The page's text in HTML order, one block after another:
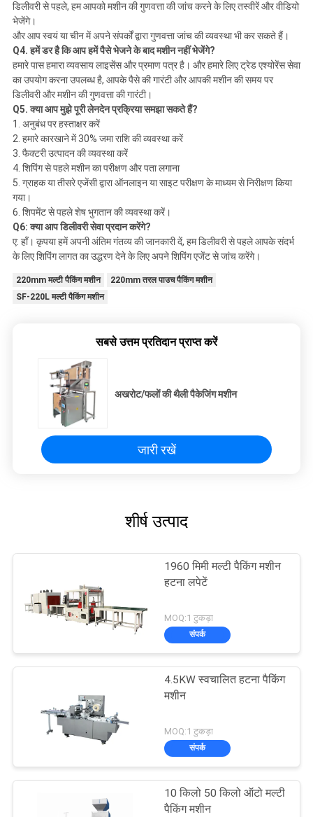
डिलीवरी से पहले, हम आपको मशीन की गुणवत्ता की जांच करने के लिए तस्वीरें और वीडियो
भेजेंगे।
और आप स्वयं या चीन में अपने संपर्कों द्वारा गुणवत्ता जांच की व्यवस्था भी कर सकते हैं।
Q4. हमें डर है कि आप हमें पैसे भेजने के बाद मशीन नहीं भेजेंगे?
हमारे पास हमारा व्यवसाय लाइसेंस और प्रमाण पत्र है। और हमारे लिए ट्रेड एश्योरेंस सेवा
का उपयोग करना उपलब्ध है, आपके पैसे की गारंटी और आपकी मशीन की समय पर
डिलीवरी और मशीन की गुणवत्ता की गारंटी।
Q5. क्या आप मुझे पूरी लेनदेन प्रक्रिया समझा सकते हैं?
1. अनुबंध पर हस्ताक्षर करें
2. हमारे कारखाने में 30% जमा राशि की व्यवस्था करें
3. फैक्टरी उत्पादन की व्यवस्था करें
4. शिपिंग से पहले मशीन का परीक्षण और पता लगाना
5. ग्राहक या तीसरे एजेंसी द्वारा ऑनलाइन या साइट परीक्षण के माध्यम से निरीक्षण किया
गया।
6. शिपमेंट से पहले शेष भुगतान की व्यवस्था करें।
Q6: क्या आप डिलीवरी सेवा प्रदान करेंगे?
ए: हाँ। कृपया हमें अपनी अंतिम गंतव्य की जानकारी दें, हम डिलीवरी से पहले आपके संदर्भ
के लिए शिपिंग लागत का उद्धरण देने के लिए अपने शिपिंग एजेंट से जांच करेंगे।
220mm मल्टी पैकिंग मशीन
220mm तरल पाउच पैकिंग मशीन
SF-220L मल्टी पैकिंग मशीन
सबसे उत्तम प्रतिदान प्राप्त करें
अखरोट/फलों की थैली पैकेजिंग मशीन
जारी रखें
शीर्ष उत्पाद
1960 मिमी मल्टी पैकिंग मशीन
हटना लपेटें
MOQ:1 टुकड़ा
संपर्क
4.5KW स्वचालित हटना पैकिंग
मशीन
MOQ:1 टुकड़ा
संपर्क
10 किलो 50 किलो ऑटो मल्टी
पैकिंग मशीन